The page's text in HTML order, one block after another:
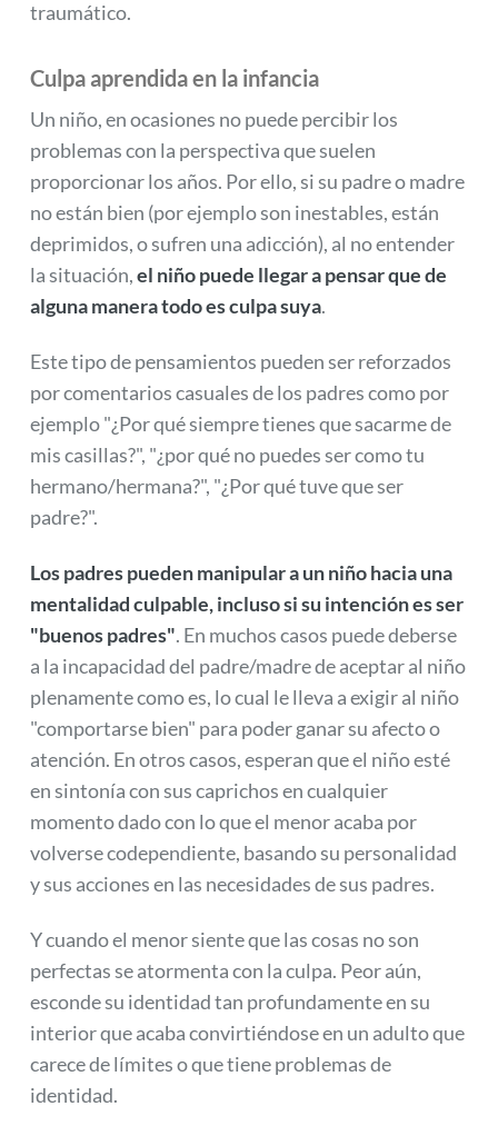
traumático.
Culpa aprendida en la infancia
Un niño, en ocasiones no puede percibir los
problemas con la perspectiva que suelen
proporcionar los años. Por ello, si su padre o madre
no están bien (por ejemplo son inestables, están
deprimidos, o sufren una adicción), al no entender
la situación,el niño puede llegar a pensar que de
alguna manera todo es culpa suya.
Este tipo de pensamientos pueden ser reforzados
por comentarios casuales de los padres como por
ejemplo "¿Por qué siempre tienes que sacarme de
mis casillas?", "¿por qué no puedes ser como tu
hermano/hermana?", "¿Por qué tuve que ser
padre?".
Los padres pueden manipular a un niño hacia una
mentalidad culpable, incluso si su intención es ser
"buenos padres". En muchos casos puede deberse
a la incapacidad del padre/madre de aceptar al niño
plenamente como es, lo cual le lleva a exigir al niño
"comportarse bien" para poder ganar su afecto o
atención. En otros casos, esperan que el niño esté
en sintonía con sus caprichos en cualquier
momento dado con lo que el menor acaba por
volverse codependiente, basando su personalidad
y sus acciones en las necesidades de sus padres.
Y cuando el menor siente que las cosas no son
perfectas se atormenta con la culpa. Peor aún,
esconde su identidad tan profundamente en su
interior que acaba convirtiéndose en un adulto que
carece de límites o que tiene problemas de
identidad.